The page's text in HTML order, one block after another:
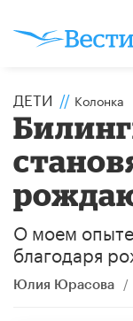
ДЕТИ // Колонка
О моем
благодаря
Юлия Юрасова /